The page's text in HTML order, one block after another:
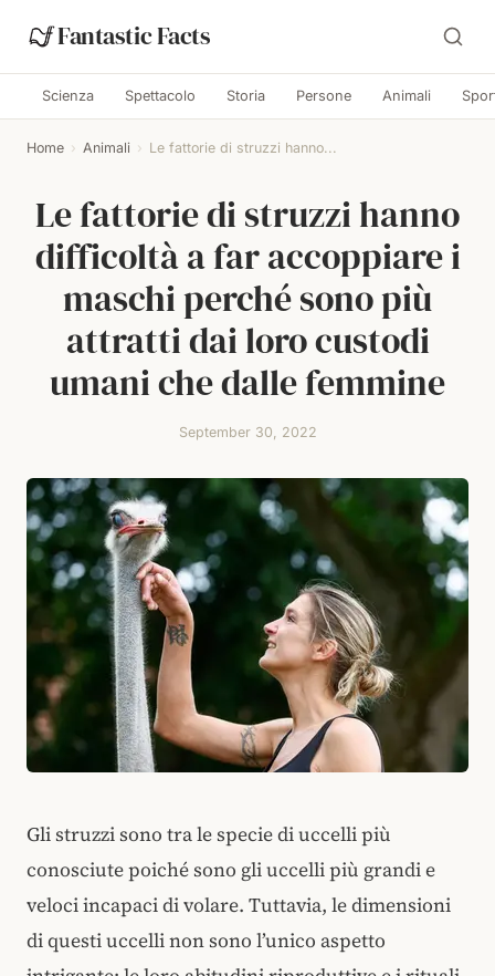
Fantastic Facts
Scienza Spettacolo Storia Persone Animali
Home › Animali › Le fattorie di struzzi hanno...
Le fattorie di struzzi hanno
difficoltà a far accoppiare i
maschi perché sono più
attratti dai loro custodi
umani che dalle femmine
September 30, 2022
Gli struzzi sono tra le specie di uccelli più
conosciute poiché sono gli uccelli più grandi e
veloci incapaci di volare. Tuttavia, le dimensioni
di questi uccelli non sono l’unico aspetto